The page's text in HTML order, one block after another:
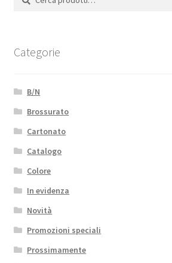
Categorie
B/N
Brossurato
Cartonato
Catalogo
Colore
In evidenza
Novità
Promozioni speciali
Prossimamente